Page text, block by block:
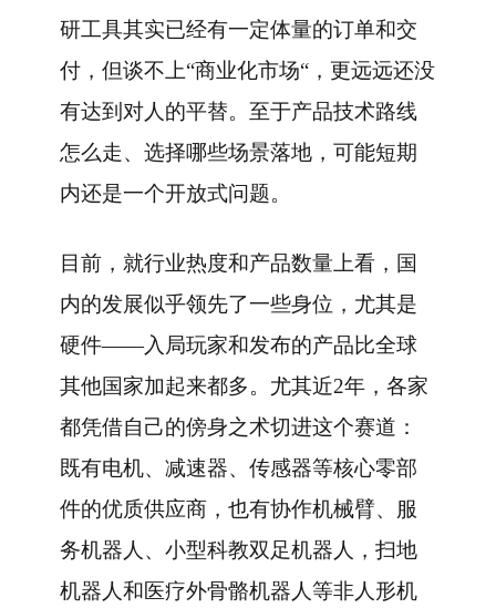
研工具其实已经有一定体量的订单和交
付，但谈不上“商业化市场“，更远远还没
有达到对人的平替。至于产品技术路线
怎么走、选择哪些场景落地，可能短期
内还是一个开放式问题。
目前，就行业热度和产品数量上看，国
内的发展似乎领先了一些身位，尤其是
硬件——入局玩家和发布的产品比全球
其他国家加起来都多。尤其近2年，各家
都凭借自己的傍身之术切进这个赛道：
既有电机、减速器、传感器等核心零部
件的优质供应商，也有协作机械臂、服
务机器人、小型科教双足机器人，扫地
机器人和医疗外骨骼机器人等非人形机